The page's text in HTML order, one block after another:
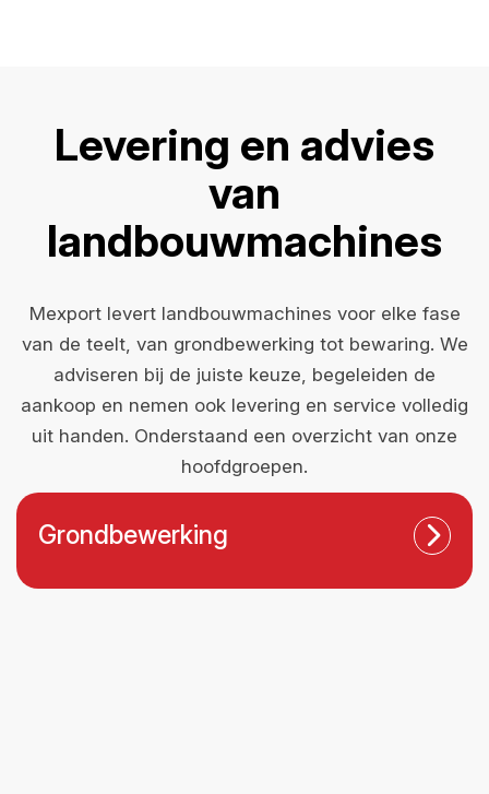
Levering en advies
van
landbouwmachines
Mexport levert landbouwmachines voor elke fase
van de teelt, van grondbewerking tot bewaring. We
adviseren bij de juiste keuze, begeleiden de
aankoop en nemen ook levering en service volledig
uit handen. Onderstaand een overzicht van onze
hoofdgroepen.
Grondbewerking